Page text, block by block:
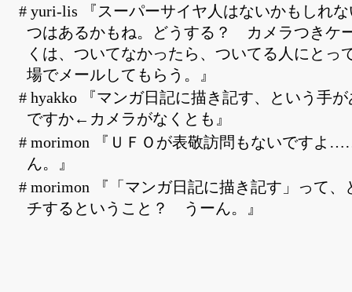
# yuri-lis 『スーパーサイヤ人はないかもしれ
つはあるかもね。どうする？ カメラつきケ
くは、ついてなかったら、ついてる人にとっ
場でメールしてもらう。』
# hyakko 『マンガ日記に描き記す、という手
ですか←カメラがなくとも』
# morimon 『ＵＦＯが表敬訪問もないですよ
ん。』
# morimon 『「マンガ日記に描き記す」って、
チするということ？ うーん。』